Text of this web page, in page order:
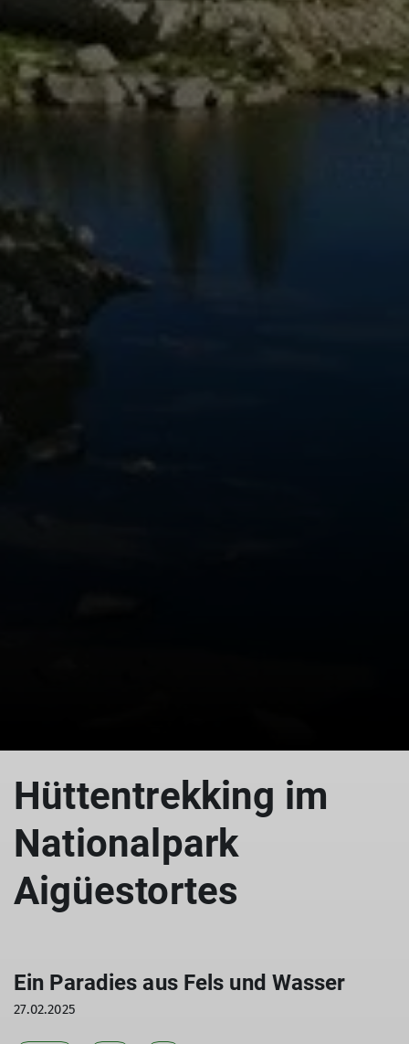
Hüttentrekking im
Nationalpark
Aigüestortes
Ein Paradies aus Fels und Wasser
27.02.2025